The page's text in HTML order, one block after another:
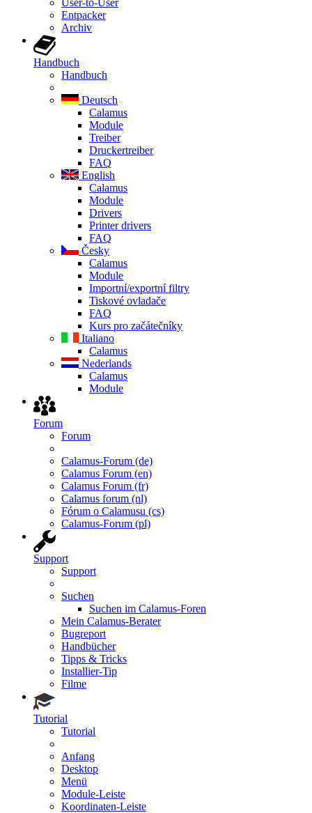
User-to-User
Entpacker
Archiv
Handbuch
Handbuch
Deutsch
Calamus
Module
Treiber
Druckertreiber
FAQ
English
Calamus
Module
Drivers
Printer drivers
FAQ
Česky
Calamus
Module
Importní/exportní filtry
Tiskové ovladače
FAQ
Kurs pro začátečníky
Italiano
Calamus
Nederlands
Calamus
Module
Forum
Forum
Calamus-Forum (de)
Calamus Forum (en)
Calamus Forum (fr)
Calamus forum (nl)
Fórum o Calamusu (cs)
Calamus-Forum (pl)
Support
Support
Suchen
Suchen im Calamus-Foren
Mein Calamus-Berater
Bugreport
Handbücher
Tipps & Tricks
Installier-Tip
Filme
Tutorial
Tutorial
Anfang
Desktop
Menü
Module-Leiste
Koordinaten-Leiste